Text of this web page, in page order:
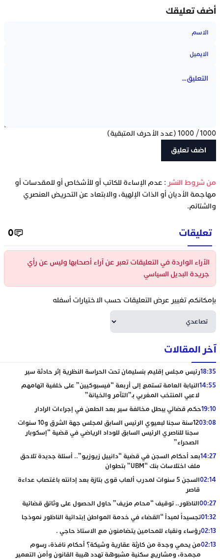
أضف تعليقك
1000
/
1000 (عدد الأحرف المتبقية)
‫من شروط النشر : عدم الإساءة للكاتب أو للأشخاص أو للمقدسات أو
مهاجمة الأديان أو الذات الإلهية، والابتعاد عن التحريض العنصري
والشتائم.
تعليقات 0
الآراء الواردة في التعليقات تعبر عن آراء أصحابها وليس عن رأي
جريدة البديل السياسي
بإمكانكم تغيير عرض التعليقات حسب الاختيارات أسفله
آخر المقالات
18:35رئيس مجلس إقليم بنسليمان تحت الحراسة النظرية إثر حادثة سير
14:55النيابة العامة تستمع إلى أربعة “فيسبوكيين” على خلفية اتهامهم
لاعبي المنتخب المغربي بـ”التآمر والخيانة”
19:10حكم قضائي يبطل مخالفة سير بعد الطعن في إجراءات الرادار
03:08
12سنة سجنا لبعيوي الرئيس السابق لمجلس جهة الشرق و10 سنوات
سجنا للناصري الرئيس السابق للوداد الرياضي في قضية “إسكوبار
الصحراء”
14:27بعد أحكام السجن في قضية “دانييل زيوزيو”.. أسئلة جديدة تلاحق
ملف اختلاسات بنك “UBM” بتطوان
02:14
السجن 5 سنوات لمدرب ألعاب قوى بتازة بعد إدانته باغتصاب عداءة
قاصر
00:27الناظور.. توقيف “محام مزيف” حاول الحصول على وثائق قضائية
01:32تجسيداً لمبدأ “القضاء في خدمة المواطن إبتدائية الناظور نموذجا
02:13رؤساء ونقباء للمحامين يتضامنون مع الاستاذ حاجي .
02:13من يحمي وجدة من كارثة عقارية وشيكة؟ أحكام نافذة، رسوم
مجمدة، ومشاريع سكنية مشبوهة تهدد هيبة القانون وأمن التعمير